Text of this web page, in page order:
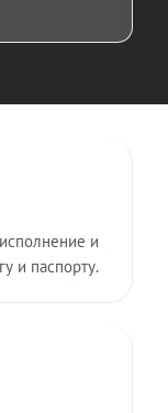
и
и паспорту.